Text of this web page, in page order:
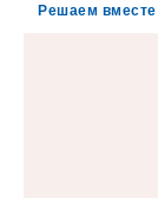
Решаем вместе